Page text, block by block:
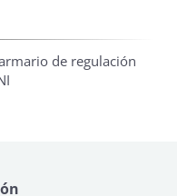
de regulación